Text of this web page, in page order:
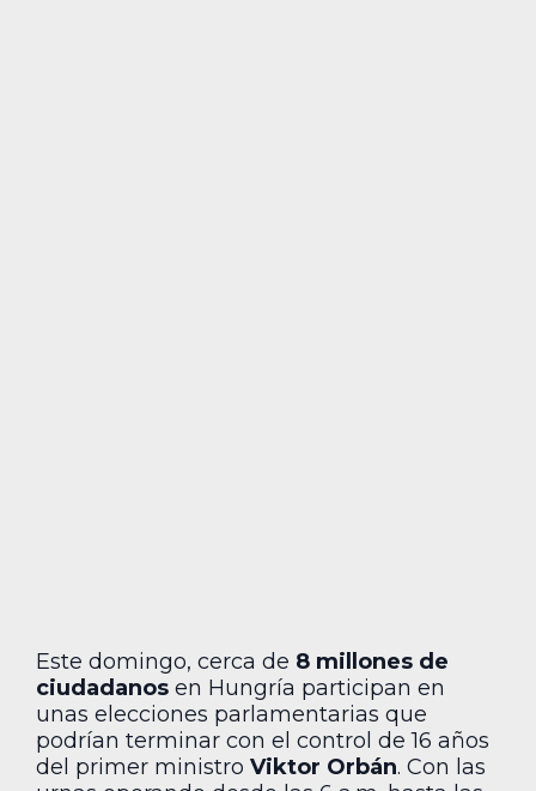
Este domingo, cerca de 8 millones de
ciudadanos en Hungría participan en
unas elecciones parlamentarias que
podrían terminar con el control de 16 años
del primer ministro Viktor Orbán. Con las